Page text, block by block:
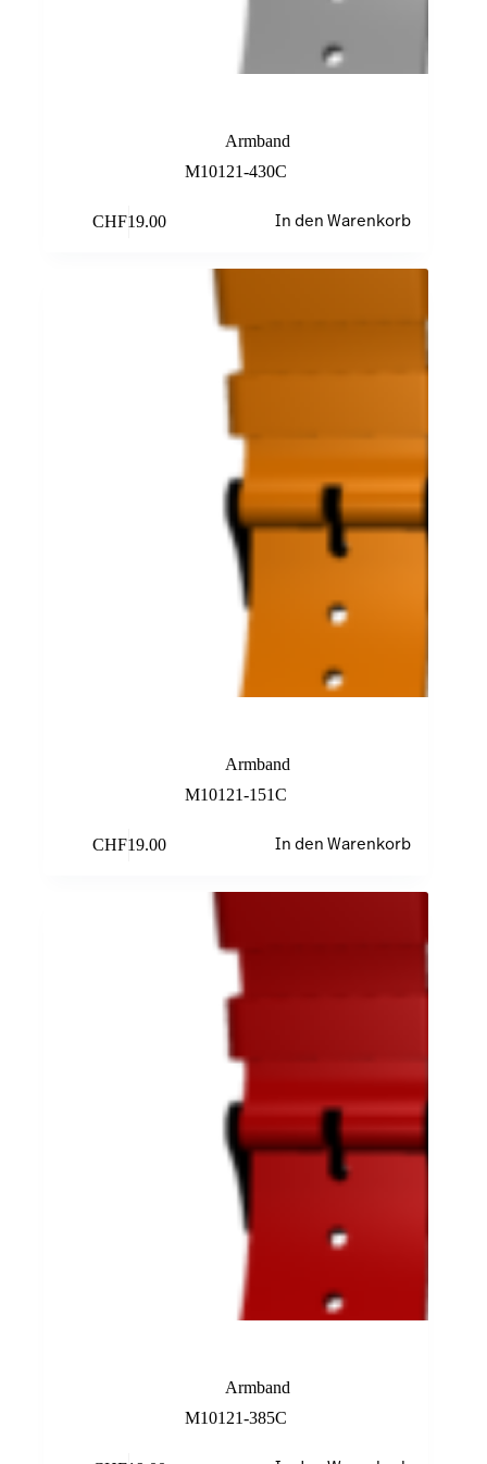
Armband
M10121-430C
CHF19.00 In den Warenkorb
Armband
M10121-151C
CHF19.00 In den Warenkorb
Armband
M10121-385C